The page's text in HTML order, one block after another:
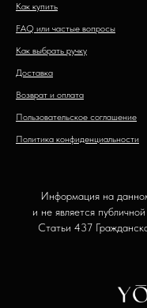
Как купить
FAQ или частые вопросы
Как выбрать ручку
Доставка
Возврат и оплата
Пользовательское соглашение
Политика конфиденциальности
Информация на
и не является
Статьи 437